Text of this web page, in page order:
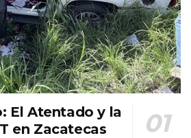
El Atentado y la
en Zacatecas